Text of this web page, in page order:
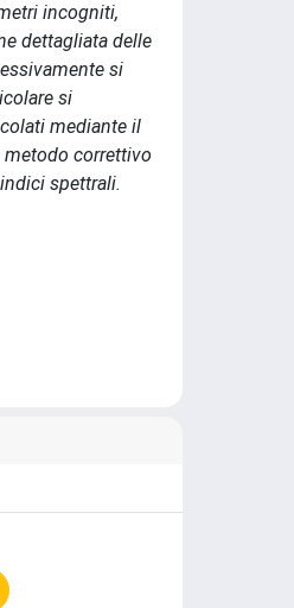
incogniti,
dettagliata delle
si
si
mediante il
correttivo
spettrali.